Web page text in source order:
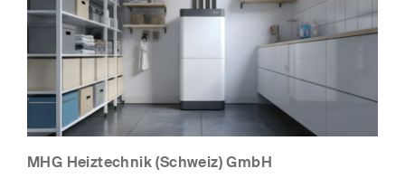
MHG Heiztechnik (Schweiz) GmbH